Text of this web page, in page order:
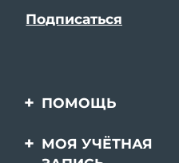
ПОМОЩЬ
Свяжитесь с нами
МОЯ УЧЁТНАЯ